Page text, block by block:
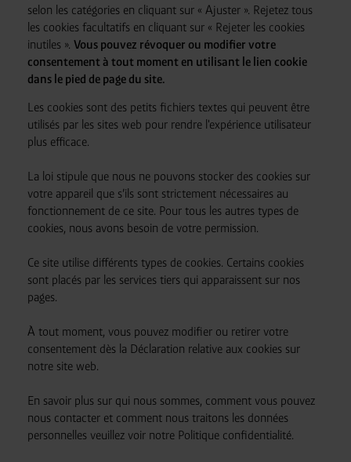
selon les catégories en cliquant sur « Ajuster ». Rejetez tous
les cookies facultatifs en cliquant sur « Rejeter les cookies
inutiles ». Vous pouvez révoquer ou modifier votre
consentement à tout moment en utilisant le lien cookie
dans le pied de page du site.
Les cookies sont des petits fichiers textes qui peuvent être
utilisés par les sites web pour rendre l'expérience utilisateur
plus efficace.
La loi stipule que nous ne pouvons stocker des cookies sur
votre appareil que s’ils sont strictement nécessaires au
fonctionnement de ce site. Pour tous les autres types de
cookies, nous avons besoin de votre permission.
Ce site utilise différents types de cookies. Certains cookies
sont placés par les services tiers qui apparaissent sur nos
pages.
À tout moment, vous pouvez modifier ou retirer votre
consentement dès la Déclaration relative aux cookies sur
notre site web.
En savoir plus sur qui nous sommes, comment vous pouvez
nous contacter et comment nous traitons les données
personnelles veuillez voir notre Politique confidentialité.